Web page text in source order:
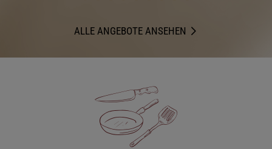
ALLE ANGEBOTE ANSEHEN